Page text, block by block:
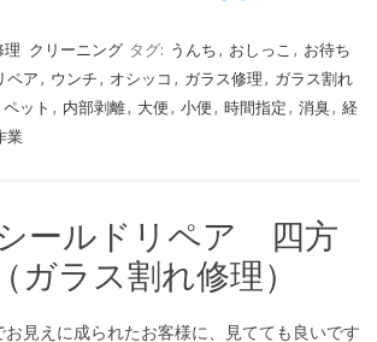
理 クリーニング タグ: うんち , おしっこ , お待ち
ペア , ウンチ , オシッコ , ガラス修理 , ガラス割れ
ペット , 内部剥離, 大便 , 小便 , 時間指定 , 消臭, 経
業
ールドリペア 四方
ラス割れ修理）
お見えに成られたお客様に、見てても良いです